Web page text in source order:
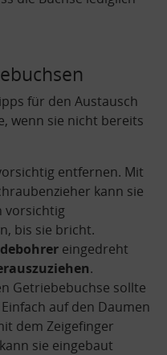
für den Austausch
wenn sie nicht bereits
entfernen. Mit
kann sie
vorsichtig
bis sie bricht.
eingedreht
.
Getriebebuchse sollte
auf den Daumen
dem Zeigefinger
sie eingebaut